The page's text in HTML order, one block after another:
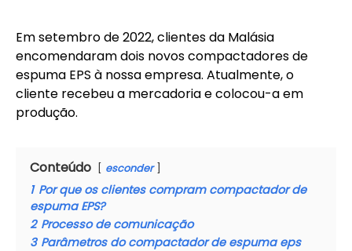
Em setembro de 2022, clientes da Malásia
encomendaram dois novos compactadores de
espuma EPS à nossa empresa. Atualmente, o
cliente recebeu a mercadoria e colocou-a em
produção.
Conteúdo esconder
1 Por que os clientes compram compactador de
espuma EPS?
2 Processo de comunicação
3 Parâmetros do compactador de espuma eps